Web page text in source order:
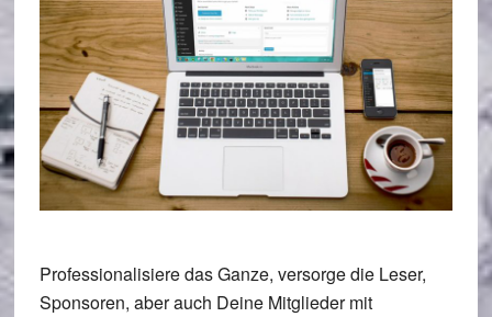
Professionalisiere das Ganze, versorge die Leser,
Sponsoren, aber auch Deine Mitglieder mit